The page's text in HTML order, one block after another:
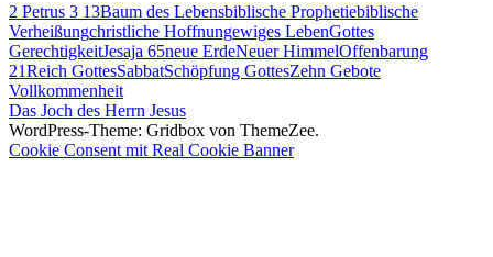
2 Petrus 3 13Baum des Lebensbiblische Prophetiebiblische
Verheißungchristliche Hoffnungewiges LebenGottes
GerechtigkeitJesaja 65neue ErdeNeuer HimmelOffenbarung
21Reich GottesSabbatSchöpfung GottesZehn Gebote
Beitragsnavigation
Vorheriger
Beitrag:
Vollkommenheit
Nächster
Beitrag:
Das Joch des Herrn Jesus
WordPress-Theme: Gridbox von ThemeZee.
Cookie Consent mit Real Cookie Banner